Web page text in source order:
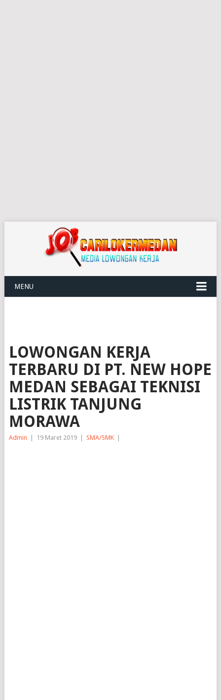
MENU
LOWONGAN KERJA
TERBARU DI PT. NEW HOPE
MEDAN SEBAGAI TEKNISI
LISTRIK TANJUNG
MORAWA
Admin 19 Maret 2019 SMA/SMK